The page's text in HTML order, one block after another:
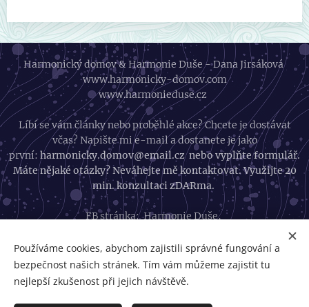
Harmonický domov & Harmonie Duše - Dana Jirsáková
www.harmonicky-domov.com
www.harmonieduse.cz
Líbí se vám články nebo proběhlé akce? Chcete je dostávat
včas? Napište mi e-mail a dostanete je jako
první: harmonicky.domov@email.cz nebo vyplňte formulář.
Máte nějaké otázky? Neváhejte mě kontaktovat. Využijte 20
min. konzultaci zDARma.
FB stránka: Harmonie Duše,
Instagram:Harmonický život
GDPR
Používáme cookies, abychom zajistili správné fungování a
bezpečnost našich stránek. Tím vám můžeme zajistit tu
nejlepší zkušenost při jejich návštěvě.